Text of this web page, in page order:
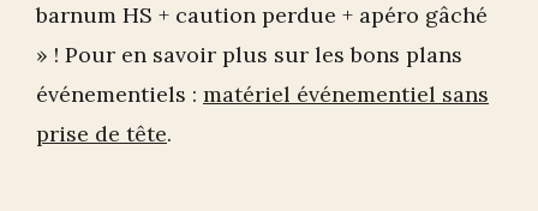
barnum HS + caution perdue + apéro gâché
» ! Pour en savoir plus sur les bons plans
événementiels : matériel événementiel sans
prise de tête.